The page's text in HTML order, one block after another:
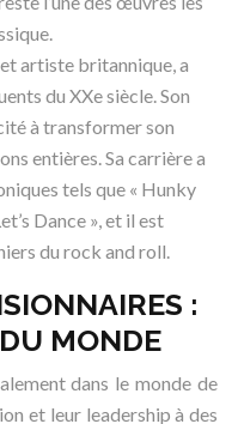
artiste britannique, a
du XXe siècle. Son
à transformer son
entières. Sa carrière a
tels que « Hunky
Dance », et il est
du rock and roll.
:
MONDE
dans le monde de
et leur leadership à des